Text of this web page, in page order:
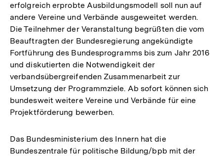
erfolgreich erprobte Ausbildungsmodell soll nun auf
andere Vereine und Verbände ausgeweitet werden.
Die Teilnehmer der Veranstaltung begrüßten die vom
Beauftragten der Bundesregierung angekündigte
Fortführung des Bundesprogramms bis zum Jahr 2016
und diskutierten die Notwendigkeit der
verbandsübergreifenden Zusammenarbeit zur
Umsetzung der Programmziele. Ab sofort können sich
bundesweit weitere Vereine und Verbände für eine
Projektförderung bewerben.
Das Bundesministerium des Innern hat die
Bundeszentrale für politische Bildung/bpb mit der